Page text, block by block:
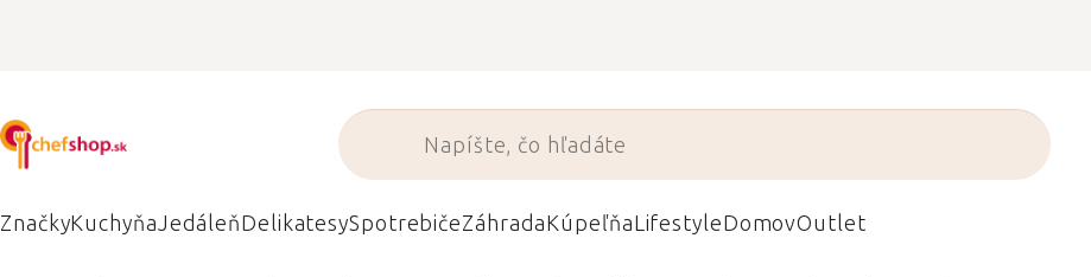
ZnačkyKuchyňaJedáleňDelikatesySpotrebičeZáhradaKúpeľňaLifestyleDomovOutlet